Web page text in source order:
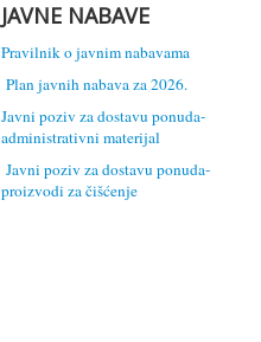
JAVNE NABAVE
Pravilnik o javnim nabavama
Plan javnih nabava za 2026.
Javni poziv za dostavu ponuda-
administrativni materijal
Javni poziv za dostavu ponuda-
proizvodi za čišćenje